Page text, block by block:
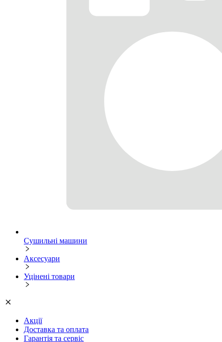
Сушильні машини
Аксесуари
Уцінені товари
Акції
Доставка та оплата
Гарантія та сервіс